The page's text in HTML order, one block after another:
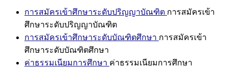
การสมัครเข้าศึกษาระดับปริญญาบัณฑิต การสมัครเข้า
ศึกษาระดับปริญญาบัณฑิต
การสมัครเข้าศึกษาระดับบัณฑิตศึกษา การสมัครเข้า
ศึกษาระดับบัณฑิตศึกษา
ค่าธรรมเนียมการศึกษา ค่าธรรมเนียมการศึกษา